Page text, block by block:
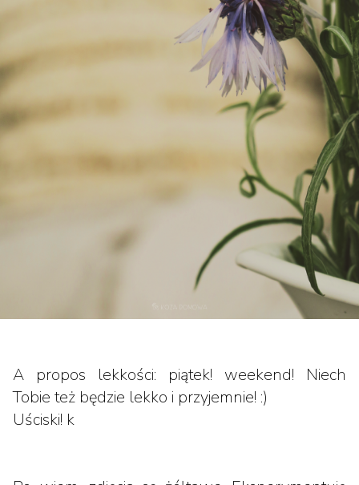
A propos lekkości: piątek! weekend! Niech
Tobie też będzie lekko i przyjemnie! :)
Uściski! k